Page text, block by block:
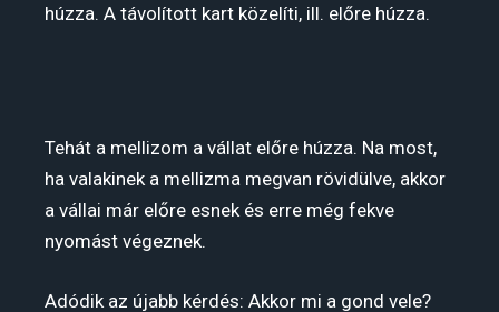
húzza. A távolított kart közelíti, ill. előre húzza.
Tehát a mellizom a vállat előre húzza. Na most,
ha valakinek a mellizma megvan rövidülve, akkor
a vállai már előre esnek és erre még fekve
nyomást végeznek.
Adódik az újabb kérdés: Akkor mi a gond vele?